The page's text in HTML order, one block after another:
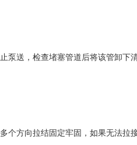
泵送，检查堵塞管道后将该管卸下
个方向拉结固定牢固，如果无法